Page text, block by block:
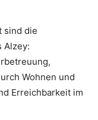
sind die
Alzey:
Wohnen und
Erreichbarkeit im